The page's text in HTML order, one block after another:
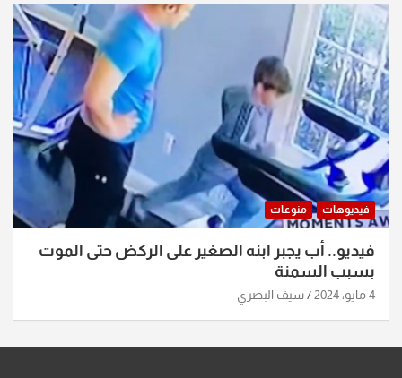
فيديوهات منوعات
فيديو.. أب يجبر ابنه الصغير على الركض حتى الموت
بسبب السمنة
4 مايو، 2024 سيف البصري